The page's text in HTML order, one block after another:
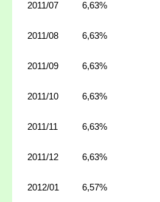
2011/07 6,63%
2011/08 6,63%
2011/09 6,63%
2011/10 6,63%
2011/11 6,63%
2011/12 6,63%
2012/01 6,57%